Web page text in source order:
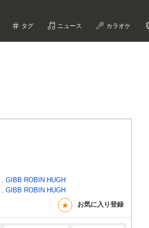
タグ ニュース カラオケ
, GIBB ROBIN HUGH
, GIBB ROBIN HUGH
★ お気に入り登録